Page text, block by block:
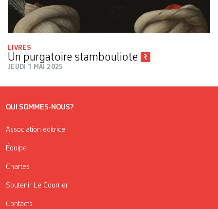
LIVRES
Un purgatoire stambouliote
JEUDI 1 MAI 2025
QUI SOMMES-NOUS?
Association éditrice
Équipe
Chartes
Soutenir Le Courrier
Contacts